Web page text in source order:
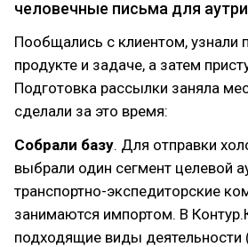
человечные письма для
Пообщались с клиентом, узнали
продукте и задаче, а затем
Подготовка рассылки заняла
сделали за это время:
Собрали базу. Для отправки
выбрали один сегмент целевой
транспортно-экспедиторские
занимаются импортом. В
подходящие виды